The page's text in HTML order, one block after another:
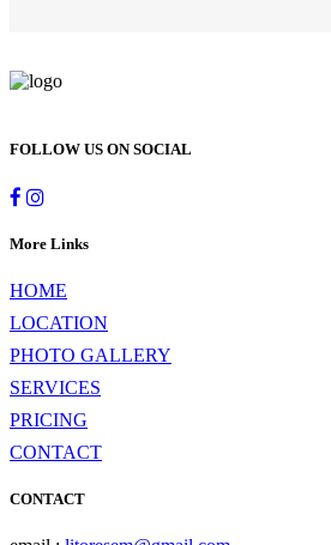
FOLLOW US ON SOCIAL
More Links
HOME
LOCATION
PHOTO GALLERY
SERVICES
PRICING
CONTACT
CONTACT